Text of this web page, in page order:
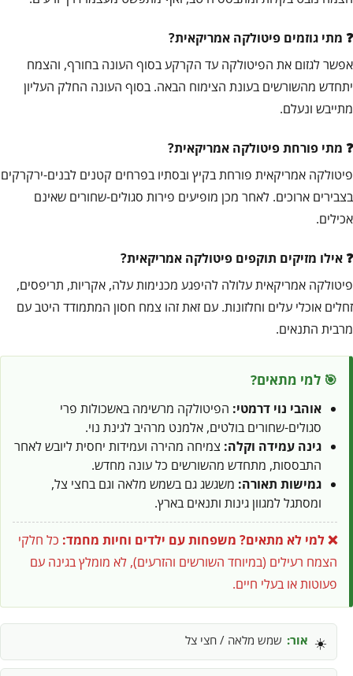
מתי גוזמים פיטולקה אמריקאית?
אפשר לגזום את הפיטולקה עד הקרקע בסוף העונה בחורף, והצמח
יתחדש מהשורשים בעונת הצימוח הבאה. בסוף העונה החלק העליון
מתייבש ונעלם.
מתי פורחת פיטולקה אמריקאית?
פיטולקה אמריקאית פורחת בקיץ ובסתיו בפרחים קטנים לבנים-ירקרקים
בצבירים ארוכים. לאחר מכן מופיעים פירות סגולים-שחורים שאינם
אכילים.
אילו מזיקים תוקפים פיטולקה אמריקאית?
פיטולקה אמריקאית עלולה להיפגע מכנימות עלה, אקריות, תריפסים,
זחלים אוכלי עלים וחלזונות. עם זאת זהו צמח חסון המתמודד היטב עם
מרבית התנאים.
🎯 למי מתאים?
אוהבי נוי דרמטי: הפיטולקה מרשימה באשכולות פרי
סגולים-שחורים בולטים, אלמנט מרהיב לגינת נוי.
גינה עמידה וקלה: צמיחה מהירה ועמידות יחסית ליובש לאחר
התבססות, מתחדש מהשורשים כל עונה מחדש.
גמישות תאורה: משגשג גם בשמש מלאה וגם בחצי צל,
ומסתגל למגוון גינות ותנאים בארץ.
❌ למי לא מתאים? משפחות עם ילדים וחיות מחמד: כל חלקי
הצמח רעילים (במיוחד השורשים והזרעים), לא מומלץ בגינה עם
פעוטות או בעלי חיים.
☀️ אור: שמש מלאה / חצי צל